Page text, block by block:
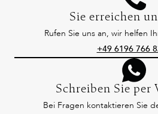
Sie erreichen
Rufen Sie uns an, wir helfen
+49 6196 766
Schreiben Sie per
Bei Fragen kontaktieren Sie